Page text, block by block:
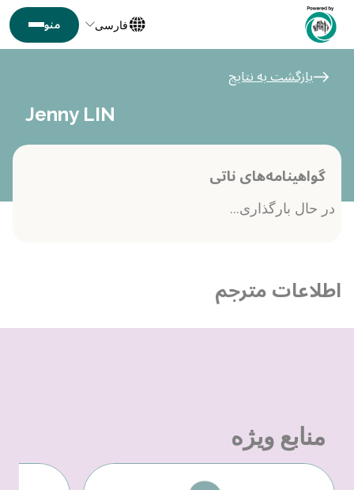
فارسی
بازگشت به نتایج
Jenny LIN
گواهینامه‌های ناتی
در حال بارگذاری...
اطلاعات مترجم
منابع ویژه